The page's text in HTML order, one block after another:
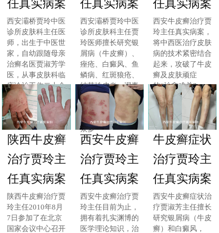
任真实病案
西安灞桥贾玲中医
诊所皮肤科主任医
师，出生于中医世
家，自幼跟随母亲
治癣名医贾淑芳学
医，从事皮肤科临
床诊治工作二十余
年，一直致力于皮
肤病解决方法的探
索与研究
任真实病案
西安灞桥贾玲中医
诊所皮肤科主任贾
玲医师擅长研究银
屑病（牛皮癣）、
痤疮、白癜风、鱼
鳞病、红斑狼疮、
结节性皮炎、湿毒
等各种皮肤顽症的
主要治疗治愈国内
外各类皮肤病患者
众多
任真实病案
西安牛皮癣治疗贾
玲主任真实病案，
将中西医治疗皮肤
病的技术紧密结合
起来，攻破了牛皮
癣及皮肤顽症
的“治愈难关”，一
到两个疗程让病患
完美解除痛苦
陕西牛皮癣
治疗贾玲主
任真实病案
陕西牛皮癣治疗贾
玲主任2010年8月
7日参加了在北京
国家会议中心召开
西安牛皮癣
治疗贾玲主
任真实病案
西安牛皮癣治疗贾
玲主任目前为止，
拥有着扎实渊博的
医学理论知识，治
牛皮癣症状
治疗贾玲主
任真实病案
西安牛皮癣症状治
疗贾淑芳主任擅长
研究银屑病（牛皮
癣）和白癜风，